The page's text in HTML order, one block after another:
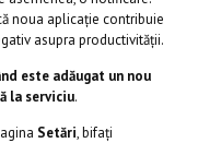
noua aplicație contribuie
asupra productivității.
este adăugat un nou
la serviciu.
Setări, bifați